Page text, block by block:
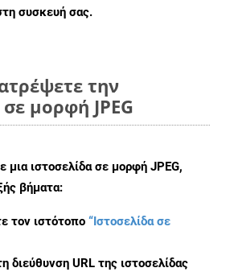
συσκευή σας.
την
μορφή JPEG
μια ιστοσελίδα σε μορφή JPEG,
βήματα:
τον ιστότοπο “Ιστοσελίδα σε
διεύθυνση URL της ιστοσελίδας